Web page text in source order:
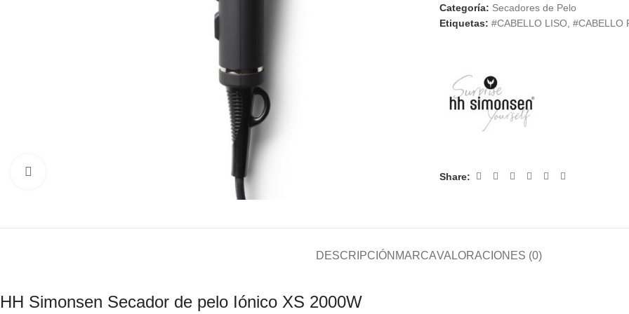
Categoría: Secadores de Pelo
Etiquetas: #CABELLO LISO, #CABELLO
Share:
DESCRIPCIÓN MARCAVALORACIONES (0)
HH Simonsen Secador de pelo Iónico XS 2000W